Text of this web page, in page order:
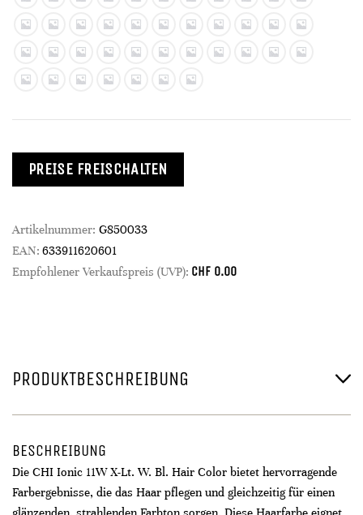
PREISE FREISCHALTEN
Artikelnummer: G850033
EAN: 633911620601
Empfohlener Verkaufspreis (UVP): CHF 0.00
PRODUKTBESCHREIBUNG
BESCHREIBUNG
Die CHI Ionic 11W X-Lt. W. Bl. Hair Color bietet hervorragende
Farbergebnisse, die das Haar pflegen und gleichzeitig für einen